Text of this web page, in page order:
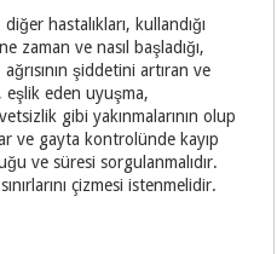
hastalıkları, kullandığı
zaman ve nasıl başladığı,
ağrısının şiddetini artıran ve
eden uyuşma,
gibi yakınmalarının olup
ve gayta kontrolünde kayıp
ve süresi sorgulanmalıdır.
çizmesi istenmelidir.